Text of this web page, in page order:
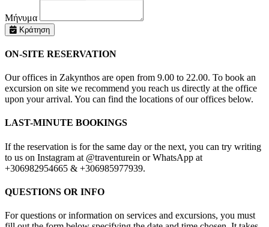
Μήνυμα
Κράτηση
ON-SITE RESERVATION
Our offices in Zakynthos are open from 9.00 to 22.00. To book an
excursion on site we recommend you reach us directly at the office
upon your arrival. You can find the locations of our offices below.
LAST-MINUTE BOOKINGS
If the reservation is for the same day or the next, you can try writing
to us on Instagram at @traventurein or WhatsApp at
+306982954665 & +306985977939.
QUESTIONS OR INFO
For questions or information on services and excursions, you must